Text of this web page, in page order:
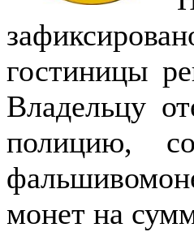
гостиницы
Владельцу
полицию,
монет на